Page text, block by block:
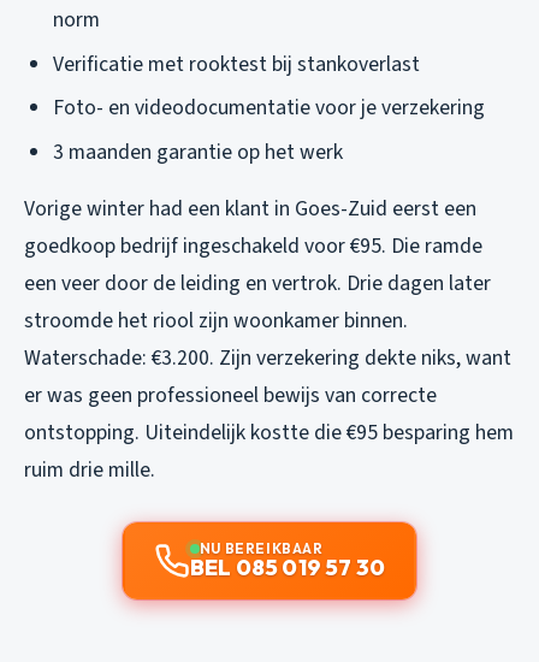
norm
Verificatie met rooktest bij stankoverlast
Foto- en videodocumentatie voor je verzekering
3 maanden garantie op het werk
Vorige winter had een klant in Goes-Zuid eerst een
goedkoop bedrijf ingeschakeld voor €95. Die ramde
een veer door de leiding en vertrok. Drie dagen later
stroomde het riool zijn woonkamer binnen.
Waterschade: €3.200. Zijn verzekering dekte niks, want
er was geen professioneel bewijs van correcte
ontstopping. Uiteindelijk kostte die €95 besparing hem
ruim drie mille.
NU BEREIKBAAR
BEL 085 019 57 30